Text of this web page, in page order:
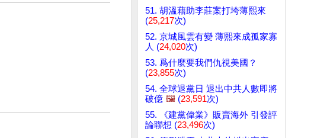
51. 胡溫藉助李莊案打垮薄熙來
(25,217次)
52. 京城風雲有變 薄熙來成孤家寡
人 (24,020次)
53. 爲什麼要我們仇視美國？
(23,855次)
54. 全球退黨日 退出中共人數即將
破億 🖼️ (23,591次)
55. 《建黨偉業》販賣海外 引發評
論聯想 (23,496次)